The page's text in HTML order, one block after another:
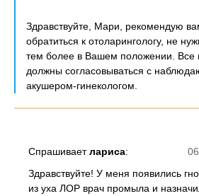
Здравствуйте, Мари, рекомендую
обратиться к отоларингологу, не
тем более в Вашем положении. Все
должны согласовываться с
акушером-гинекологом.
Спрашиваетлариса:
Здравствуйте! У меня появились
из уха ЛОР врач промыла и